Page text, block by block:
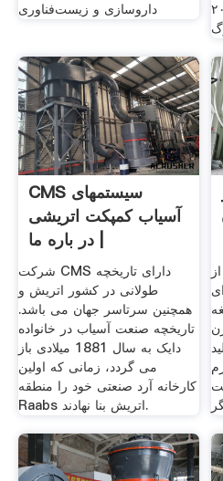
داروسازی و زیست‌فناوری
سال ۲۰۱۲
CMS سیستمهای
آسیاب کمپکت اتریشی
| در باره ما
شرکت CMS دارای تاریخچه
طولانی در کشور اتریش و
همچنین سرتاسر جهان می باشد.
تاریخچه صنعت آسیاب در خانواده
دایک به سال 1881 میلادی باز
می گردد، زمانی که اولین
کارخانه آرد صنعتی خود را منطقه
Raabs اتریش بنا نهادند.
تا ۱۵۰ گرم